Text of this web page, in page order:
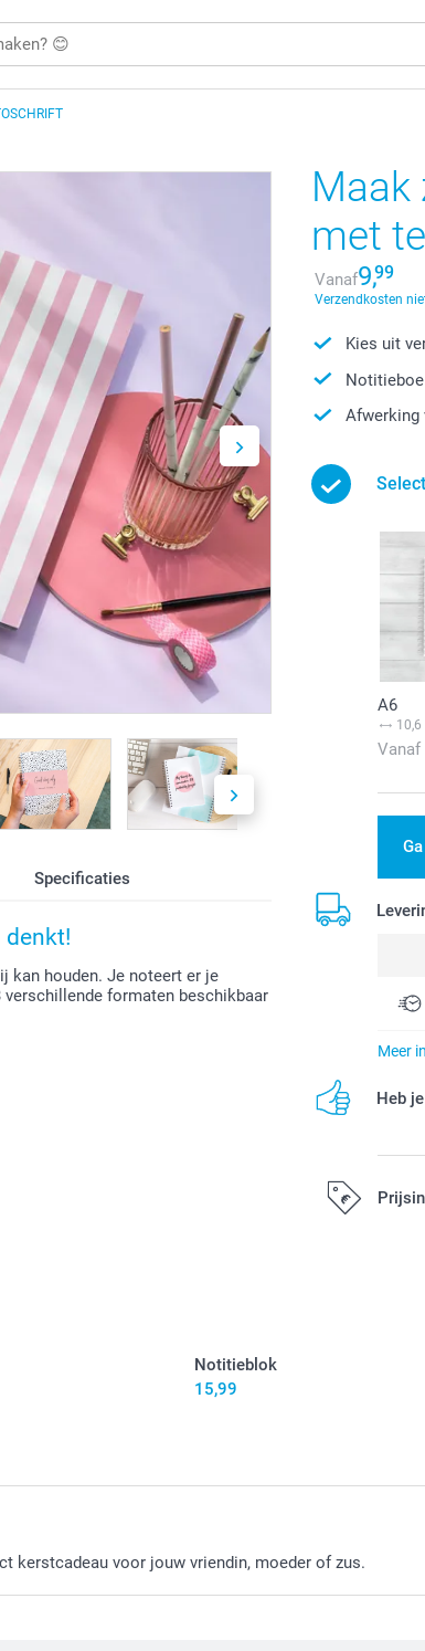
Specificaties
denkt!
kan houden. Je noteert er je
formaten beschikbaar
Maak
met
Vanaf9,99
Verzendkosten
Kies uit
Afwerking
A6
10,6
Vanaf
Meer
Heb
Notitieblok
15,99
kerstcadeau voor jouw vriendin, moeder of zus.